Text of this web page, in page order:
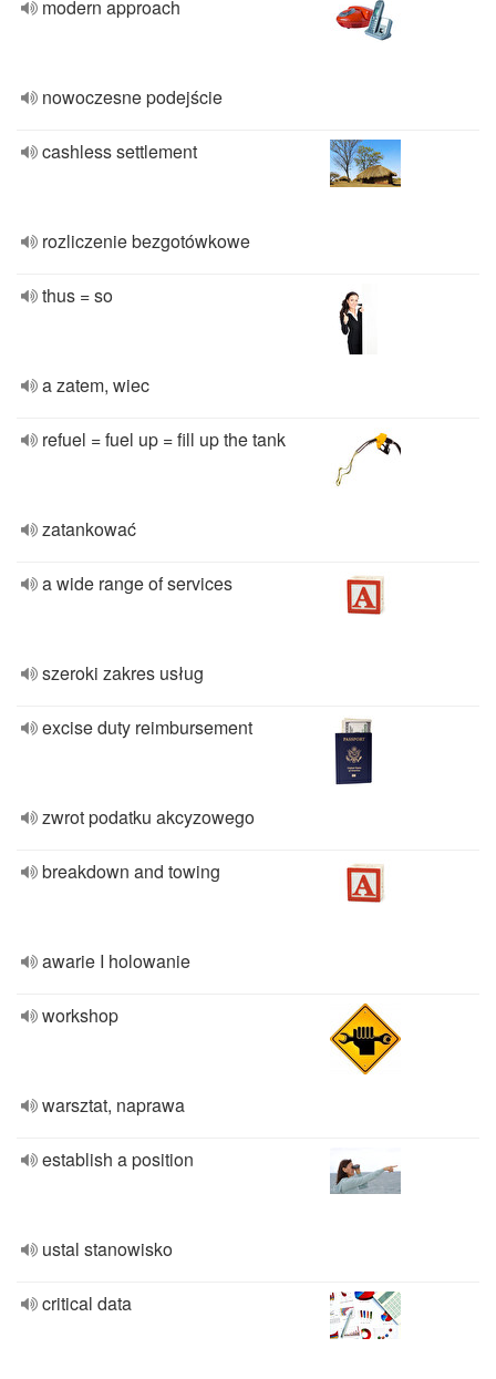
modern approach
nowoczesne podejście
cashless settlement
rozliczenie bezgotówkowe
thus = so
a zatem, wiec
refuel = fuel up = fill up the tank
zatankować
a wide range of services
szeroki zakres usług
excise duty reimbursement
zwrot podatku akcyzowego
breakdown and towing
awarie I holowanie
workshop
warsztat, naprawa
establish a position
ustal stanowisko
critical data